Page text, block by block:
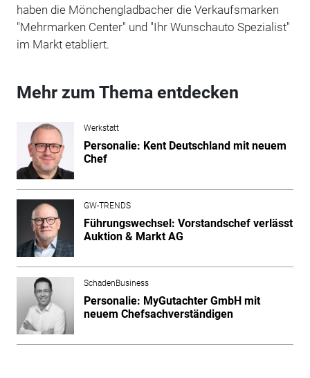
haben die Mönchengladbacher die Verkaufsmarken
"Mehrmarken Center" und "Ihr Wunschauto Spezialist"
im Markt etabliert.
Mehr zum Thema entdecken
Werkstatt
Personalie: Kent Deutschland mit neuem
Chef
GW-TRENDS
Führungswechsel: Vorstandschef verlässt
Auktion & Markt AG
SchadenBusiness
Personalie: MyGutachter GmbH mit
neuem Chefsachverständigen